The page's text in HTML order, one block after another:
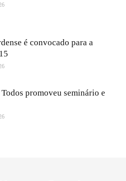
é convocado para a
promoveu seminário e